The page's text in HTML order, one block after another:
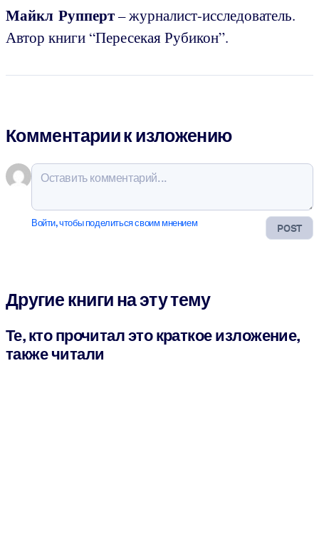
Майкл Рупперт– журналист-исследователь.
Автор книги “Пересекая Рубикон”.
Комментарии к изложению
POST
Войти, чтобы поделиться своим мнением
Другие книги на эту тему
Те, кто прочитал это краткое изложение,
также читали